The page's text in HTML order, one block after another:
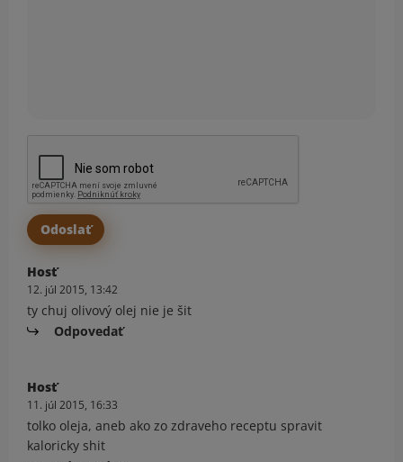
Hosť
12. júl 2015, 13:42
ty chuj olivový olej nie je šit
Odpovedať
Hosť
11. júl 2015, 16:33
tolko oleja, aneb ako zo zdraveho receptu spravit
kaloricky shit